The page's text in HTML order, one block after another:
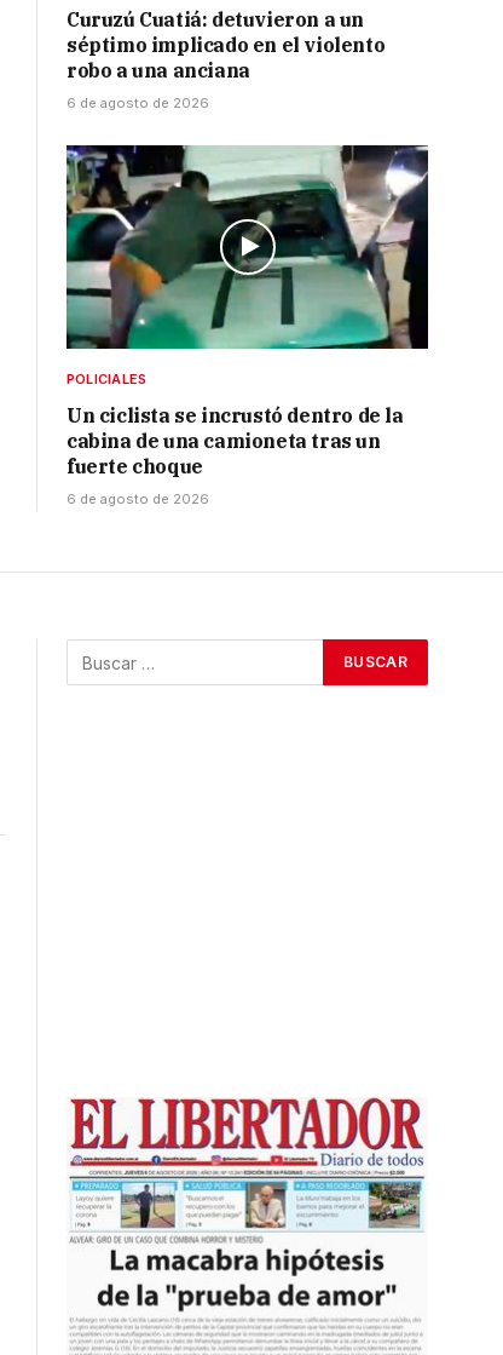
Curuzú Cuatiá: detuvieron a un
séptimo implicado en el violento
robo a una anciana
6 de agosto de 2026
POLICIALES
Un ciclista se incrustó dentro de la
cabina de una camioneta tras un
fuerte choque
6 de agosto de 2026